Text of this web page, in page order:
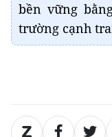
bền vững
trường cạnh